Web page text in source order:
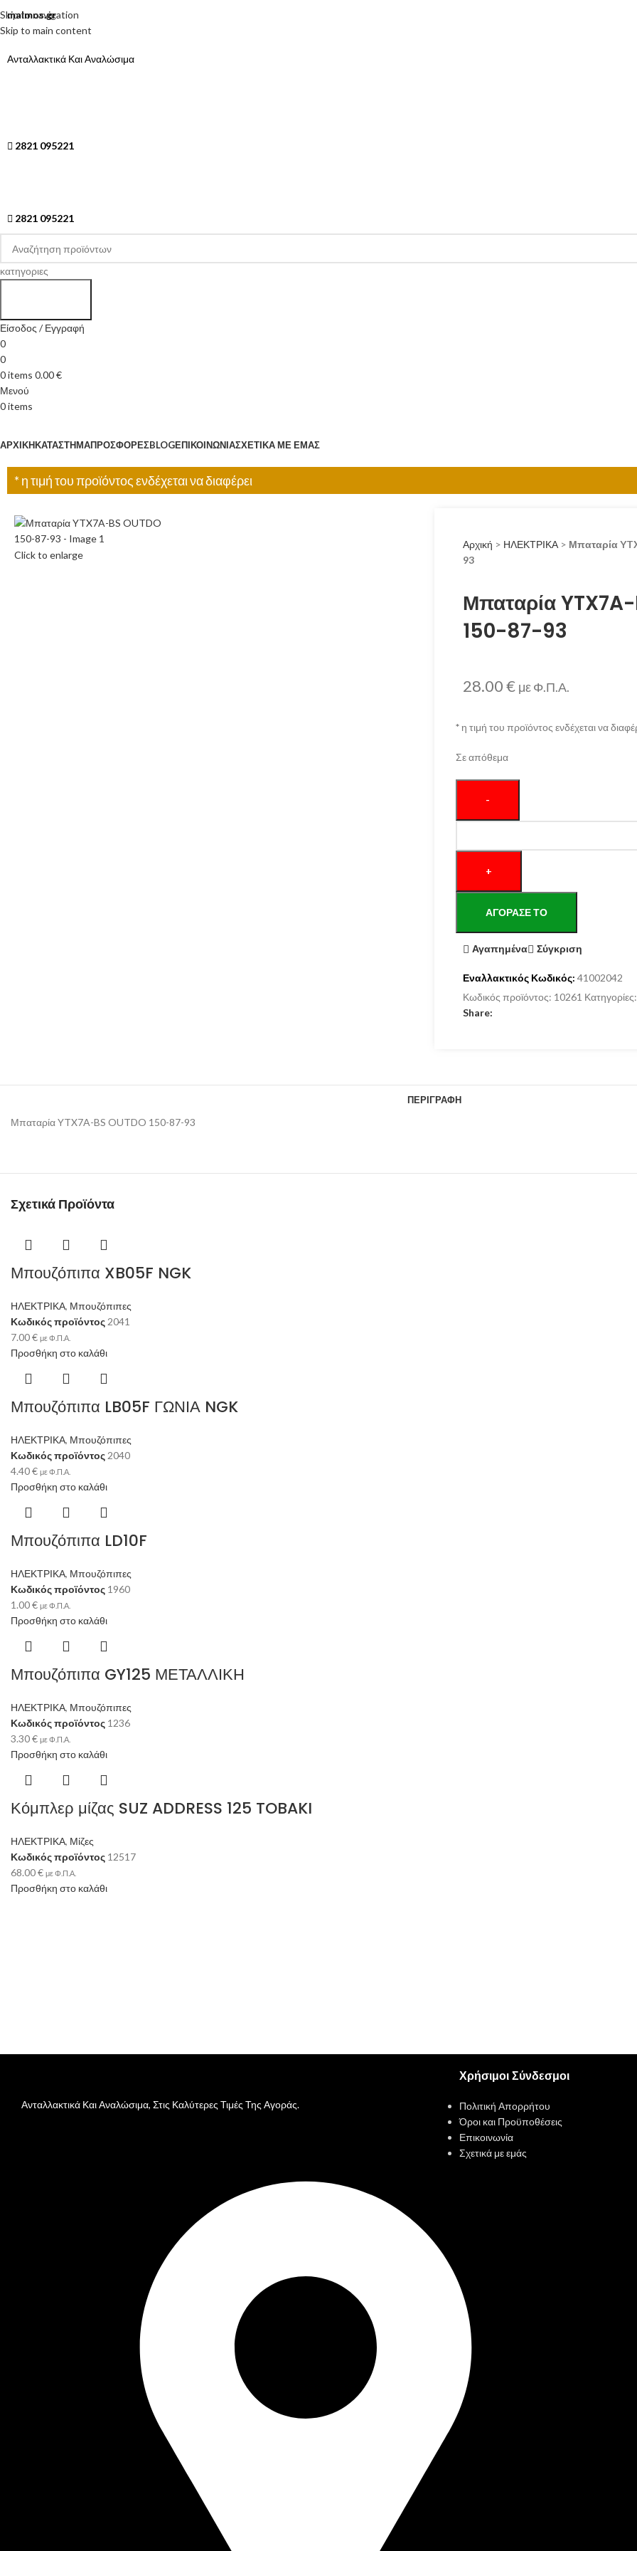
Skip to navigation
Skip to main content
malmos.gr
Ανταλλακτικά Και Αναλώσιμα
2821 095221
2821 095221
κατηγοριες
Είσοδος / Εγγραφή
0
0
0items 0.00€
Μενού
0items
ΑΡΧΙΚΉΚΑΤΆΣΤΗΜΑΠΡΟΣΦΟΡΈΣBLOGΕΠΙΚΟΙΝΩΝΊΑΣΧΕΤΙΚΆ ΜΕ ΕΜΆΣ
* η τιμή του προϊόντος ενδέχεται να διαφέρει
Click to enlarge
Αρχική > ΗΛΕΚΤΡΙΚΑ > Μπαταρία
93
Μπαταρία
150-87-93
28.00€ με Φ.Π.Α.
*η τιμή του προϊόντος ενδέχεται να
Σε απόθεμα
ΑΓΌΡΑΣΕ ΤΟ
Αγαπημένα Σύγκριση
Εναλλακτικός Κωδικός: 41002042
Κωδικός προϊόντος: 10261 Κατηγορίες:
Share:
ΠΕΡΙΓΡΑΦΉ
Μπαταρία YTX7A-BS OUTDO 150-87-93
Σχετικά Προϊόντα
Μπουζόπιπα XB05F NGK
ΗΛΕΚΤΡΙΚΑ, Μπουζόπιπες
Κωδικός προϊόντος 2041
7.00€ με Φ.Π.Α.
Προσθήκη στο καλάθι
Μπουζόπιπα LB05F ΓΩΝΙΑ NGK
ΗΛΕΚΤΡΙΚΑ, Μπουζόπιπες
Κωδικός προϊόντος 2040
4.40€ με Φ.Π.Α.
Προσθήκη στο καλάθι
Μπουζόπιπα LD10F
ΗΛΕΚΤΡΙΚΑ, Μπουζόπιπες
Κωδικός προϊόντος 1960
1.00€ με Φ.Π.Α.
Προσθήκη στο καλάθι
Μπουζόπιπα GY125 ΜΕΤΑΛΛΙΚΗ
ΗΛΕΚΤΡΙΚΑ, Μπουζόπιπες
Κωδικός προϊόντος 1236
3.30€ με Φ.Π.Α.
Προσθήκη στο καλάθι
Κόμπλερ μίζας SUZ ADDRESS 125 TOBAKI
ΗΛΕΚΤΡΙΚΑ, Μίζες
Κωδικός προϊόντος 12517
68.00€ με Φ.Π.Α.
Προσθήκη στο καλάθι
Ανταλλακτικά Και Αναλώσιμα, Στις Καλύτερες Τιμές Της Αγοράς.
Χρήσιμοι Σύνδεσμοι
Πολιτική Απορρήτου
Όροι και Προϋποθέσεις
Επικοινωνία
Σχετικά με εμάς